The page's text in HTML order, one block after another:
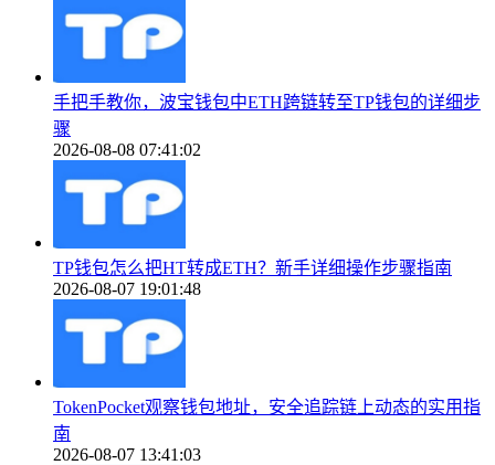
手把手教你，波宝钱包中ETH跨链转至TP钱包的详细步
骤
2026-08-08 07:41:02
TP钱包怎么把HT转成ETH？新手详细操作步骤指南
2026-08-07 19:01:48
TokenPocket观察钱包地址，安全追踪链上动态的实用指
南
2026-08-07 13:41:03